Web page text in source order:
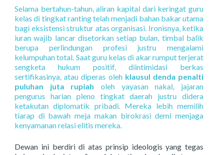
Selama bertahun-tahun,aliran kapital dari keringat guru
kelas di tingkat ranting telah menjadi bahan bakar utama
bagi eksistensi struktur atas organisasi. Ironisnya,ketika
iuran wajib lancar disetorkan setiap bulan, timbal balik
berupa perlindungan profesi justru mengalami
kelumpuhan total. Saat guru kelas di akar rumput terjerat
sengketa hukum positif, diintimidasi berkas
sertifikasinya, atau diperas oleh klausul denda penalti
puluhan juta rupiah oleh yayasan nakal, jajaran
pengurus harian pleno tingkat daerah justru didera
ketakutan diplomatik pribadi.Mereka lebih memilih
tiarap di bawah meja makan birokrasi demi menjaga
kenyamanan relasi elitis mereka.
Dewan ini berdiri di atas prinsip ideologis yang tegas